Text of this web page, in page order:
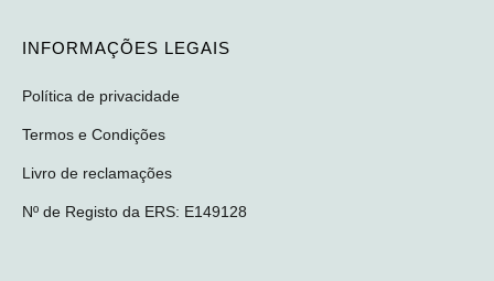
INFORMAÇÕES LEGAIS
Política de privacidade
Termos e Condições
Livro de reclamações
Nº de Registo da ERS: E149128